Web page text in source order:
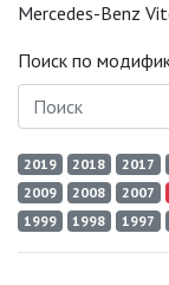
Mercedes-Benz
Поиск по
2019 2018 2017
2009
2008 2007
1999
1998 1997